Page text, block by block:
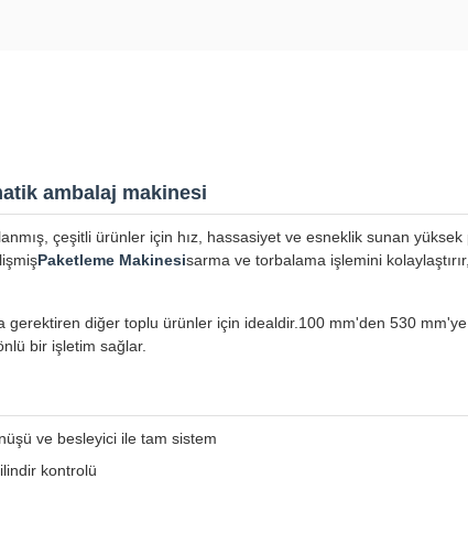
ambalaj makinesi
çeşitli ürünler için hız, hassasiyet ve esneklik sunan yüksek
Paketleme Makinesisarma ve torbalama işlemini
diğer toplu ürünler için idealdir.100 mm'den 530
bir işletim sağlar.
ve besleyici ile tam sistem
kontrolü